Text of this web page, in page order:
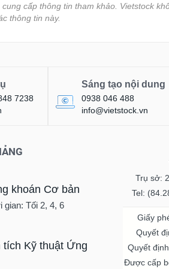
cấp thông tin tham khảo. Vietstock
thông tin này.
7238
Sáng tạo nội dung
0938 046 488
info@vietstock.vn
khoán Cơ bản
gian: Tối 2, 4, 6
tích Kỹ thuật Ứng
Trụ sở:
Tel:
Giấy
Quyết
Quyết
Được cấp